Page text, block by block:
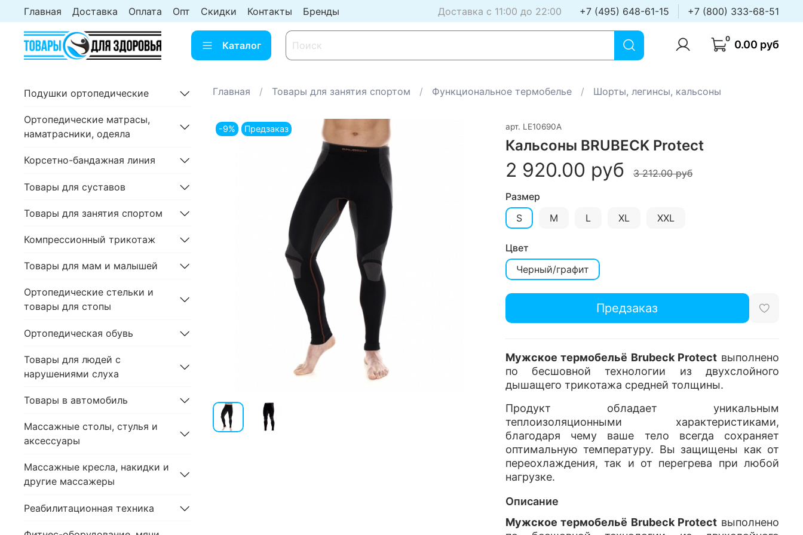
Главная Доставка Оплата Опт Скидки Контакты Бренды Доставка с 11:00 до 22:00 +7 (495) 648-61-15 +7 (800) 333-68-51
Каталог
0 0.00 руб
Главная Товары для занятия спортом Функциональное термобелье Шорты, легинсы, кальсоны
-9% Предзаказ арт. LE10690A
Кальсоны BRUBECK Protect
2 920.00 руб
3 212.00 руб
Размер
S
M L XL XXL
Цвет
Черный/графит
Предзаказ
Мужское термобельё Brubeck Protect выполнено
по бесшовной технологии из двухслойного
дышащего трикотажа средней толщины.
Продукт обладает уникальным
теплоизоляционными характеристиками,
благодаря чему ваше тело всегда сохраняет
оптимальную температуру. Вы защищены как от
переохлаждения, так и от перегрева при любой
нагрузке.
Описание
Мужское термобельё Brubeck Protect выполнено
Подушки ортопедические
Ортопедические матрасы,
наматрасники, одеяла
Корсетно-бандажная линия
Товары для суставов
Товары для занятия спортом
Компрессионный трикотаж
Товары для мам и малышей
Ортопедические стельки и
товары для стопы
Ортопедическая обувь
Товары для людей с
нарушениями слуха
Товары в автомобиль
Массажные столы, стулья и
аксессуары
Массажные кресла, накидки и
другие массажеры
Реабилитационная техника